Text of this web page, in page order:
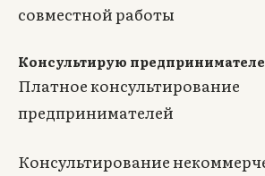
совместной работы
Консультирую
Платное консультирование
предпринимателей
Консультирование